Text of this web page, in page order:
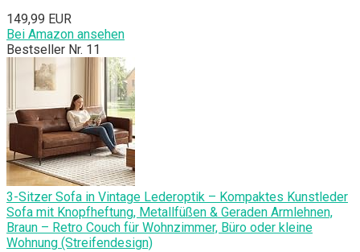
149,99 EUR
Bei Amazon ansehen
Bestseller Nr. 11
3-Sitzer Sofa in Vintage Lederoptik – Kompaktes Kunstleder
Sofa mit Knopfheftung, Metallfüßen & Geraden Armlehnen,
Braun – Retro Couch für Wohnzimmer, Büro oder kleine
Wohnung (Streifendesign)